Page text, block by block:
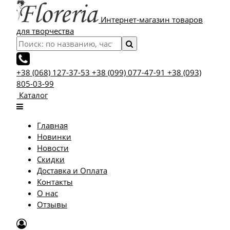
Интернет-магазин товаров
для творчества
+38 (068) 127-37-53 +38 (099) 077-47-91 +38 (093)
805-03-99
Каталог
Главная
Новинки
Новости
Скидки
Доставка и Оплата
Контакты
О нас
Отзывы